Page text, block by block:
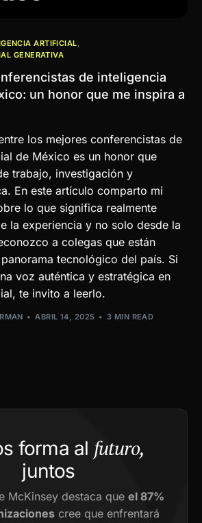
ARTIFICIAL,
GENERATIVA
de inteligencia
un honor que me inspira a
los mejores conferencistas de
de México es un honor que
trabajo, investigación y
En este artículo comparto mi
lo que significa realmente
la experiencia y no solo desde la
a colegas que están
tecnológico del país. Si
voz auténtica y estratégica en
te invito a leerlo.
ABRIL 14, 2025 3 MIN READ
forma al futuro,
juntos
McKinsey destaca que el 87%
cree que enfrentará